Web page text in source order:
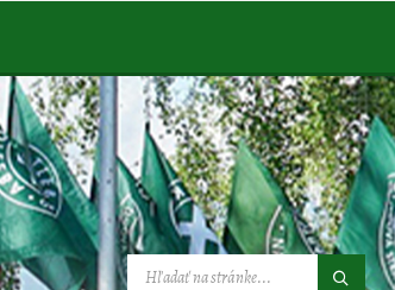
VYHĽADÁVANIE: